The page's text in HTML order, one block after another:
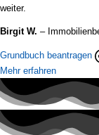
weiter.
Birgit W. –
Grundbuch beantragen
Mehr erfahren